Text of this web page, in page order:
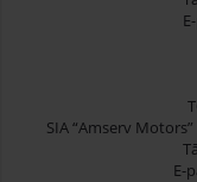
SIA “Amserv
E-